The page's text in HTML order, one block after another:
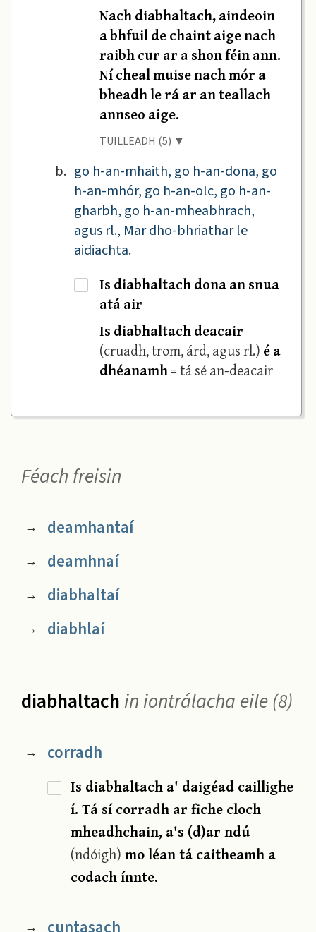
Nach diabhaltach, aindeoin
a bhfuil de chaint aige nach
raibh cur ar a shon féin ann.
Ní cheal muise nach mór a
bheadh le rá ar an teallach
annseo aige.
TUILLEADH (5) ▼
b. go h-an-mhaith, go h-an-dona, go
h-an-mhór, go h-an-olc, go h-an-
gharbh, go h-an-mheabhrach,
agus rl., Mar dho-bhriathar le
aidiachta.
Is diabhaltach dona an snua
atá air
Is diabhaltach deacair
(cruadh, trom, árd, agus rl.) é a
dhéanamh= tá sé an-deacair
Féach freisin
→ deamhantaí
→ deamhnaí
→ diabhaltaí
→ diabhlaí
diabhaltach in iontrálacha eile (8)
→ corradh
Is diabhaltach a' daigéad caillighe
í. Tá sí corradh ar fiche cloch
mheadhchain, a's (d)ar ndú
(ndóigh)mo léan tá caitheamh a
codach ínnte.
→